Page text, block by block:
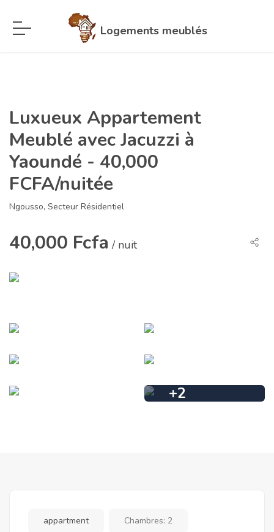
Logements meublés
Luxueux Appartement
Meublé avec Jacuzzi à
Yaoundé - 40,000
FCFA/nuitée
Ngousso, Secteur Résidentiel
40,000 Fcfa / nuit
+2
appartment Chambres: 2